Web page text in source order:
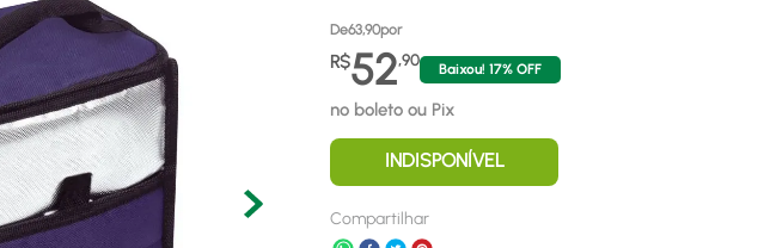
De63,90por
R$52,90
Baixou! 17% OFF
no boleto ou Pix
INDISPONÍVEL
Compartilhar